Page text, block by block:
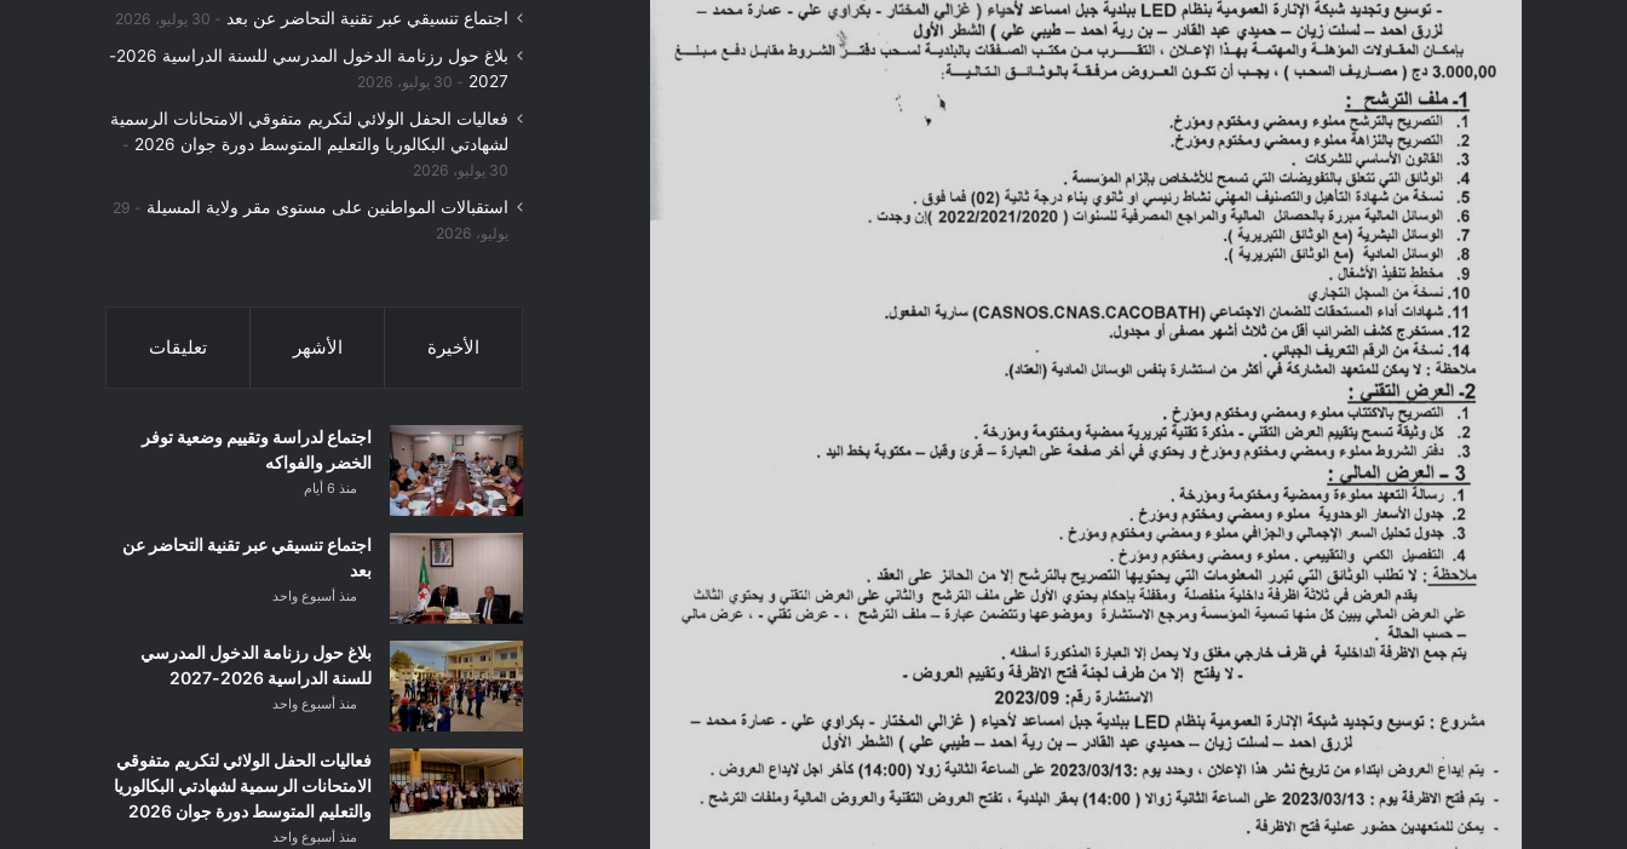
اجتماع تنسيقي عبر تقنية التحاضر عن بعد 30 يوليو، 2026
بلاغ حول رزنامة الدخول المدرسي للسنة الدراسية 2026-
2027
30 يوليو، 2026
فعاليات الحفل الولائي لتكريم متفوقي الامتحانات الرسمية
لشهادتي البكالوريا والتعليم المتوسط دورة جوان 2026
30 يوليو، 2026
استقبالات المواطنين على مستوى مقر ولاية المسيلة
29
يوليو، 2026
الأخيرة الأشهر تعليقات
اجتماع لدراسة وتقييم وضعية توفر
الخضر والفواكه
منذ 6 أيام
اجتماع تنسيقي عبر تقنية التحاضر عن
بعد
منذ أسبوع واحد
بلاغ حول رزنامة الدخول المدرسي
للسنة الدراسية 2026-2027
منذ أسبوع واحد
فعاليات الحفل الولائي لتكريم متفوقي
الامتحانات الرسمية لشهادتي البكالوريا
والتعليم المتوسط دورة جوان 2026
منذ أسبوع واحد